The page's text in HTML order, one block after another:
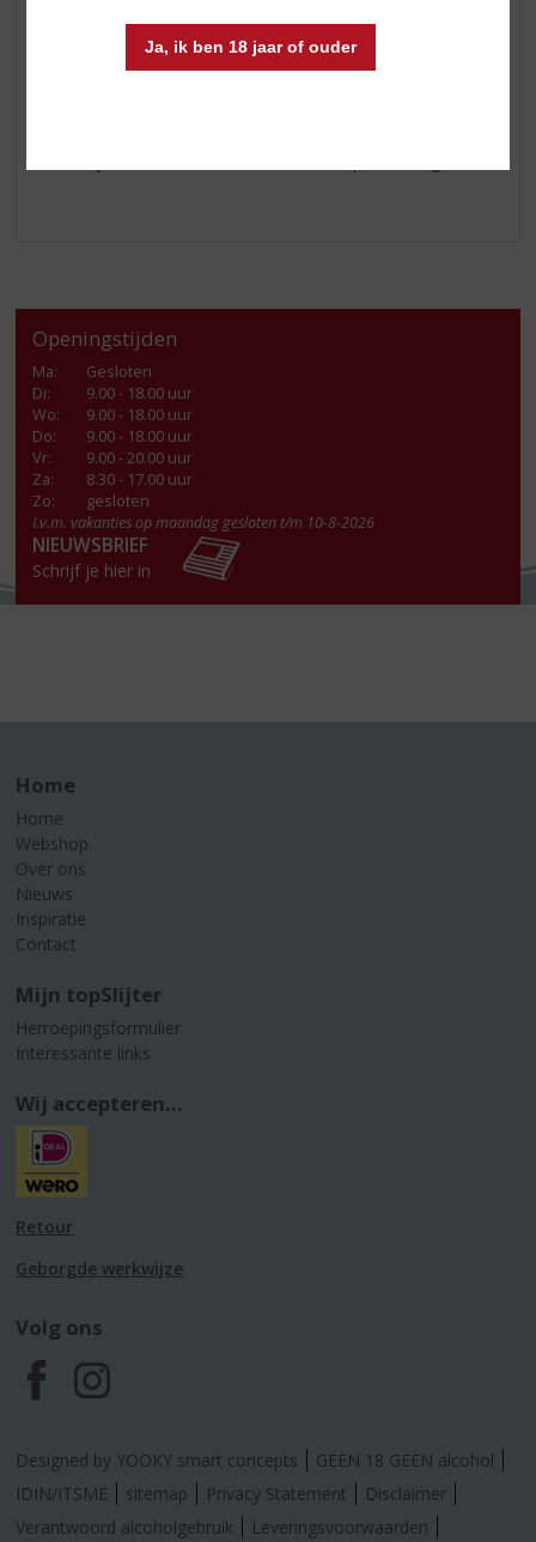
Ja, ik ben 18 jaar of ouder
vakmanschap.
Openingstijden
Ma:
Gesloten
Di:
9.00 - 18.00 uur
Wo:
9.00 - 18.00 uur
Do:
9.00 - 18.00 uur
Vr:
9.00 - 20.00 uur
Za:
8.30 - 17.00 uur
Zo:
gesloten
I.v.m. vakanties op maandag gesloten t/m 10-8-2026
NIEUWSBRIEF
Schrijf je hier in
Home
Home
Webshop
Over ons
Nieuws
Inspiratie
Contact
Mijn topSlijter
Herroepingsformulier
Interessante links
Wij accepteren...
Retour
Geborgde werkwijze
Volg ons
F
a
c
I
n
s
Designed by YOOKY smart concepts
GEEN 18 GEEN alcohol
IDIN/ITSME
sitemap Privacy Statement
Disclaimer
Verantwoord alcoholgebruik
Leveringsvoorwaarden